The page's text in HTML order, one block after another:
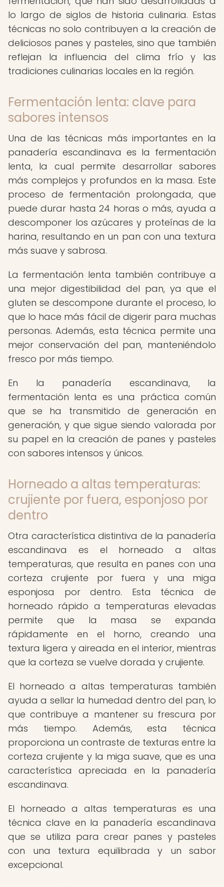
lo largo de siglos de historia culinaria. Estas
técnicas no solo contribuyen a la creación de
deliciosos panes y pasteles, sino que también
reflejan la influencia del clima frío y las
tradiciones culinarias locales en la región.
Fermentación lenta: clave para
sabores intensos
Una de las técnicas más importantes en la
panadería escandinava es la fermentación
lenta, la cual permite desarrollar sabores
más complejos y profundos en la masa. Este
proceso de fermentación prolongada, que
puede durar hasta 24 horas o más, ayuda a
descomponer los azúcares y proteínas de la
harina, resultando en un pan con una textura
más suave y sabrosa.
La fermentación lenta también contribuye a
una mejor digestibilidad del pan, ya que el
gluten se descompone durante el proceso, lo
que lo hace más fácil de digerir para muchas
personas. Además, esta técnica permite una
mejor conservación del pan, manteniéndolo
fresco por más tiempo.
En la panadería escandinava, la
fermentación lenta es una práctica común
que se ha transmitido de generación en
generación, y que sigue siendo valorada por
su papel en la creación de panes y pasteles
con sabores intensos y únicos.
Horneado a altas temperaturas:
crujiente por fuera, esponjoso por
dentro
Otra característica distintiva de la panadería
escandinava es el horneado a altas
temperaturas, que resulta en panes con una
corteza crujiente por fuera y una miga
esponjosa por dentro. Esta técnica de
horneado rápido a temperaturas elevadas
permite que la masa se expanda
rápidamente en el horno, creando una
textura ligera y aireada en el interior, mientras
que la corteza se vuelve dorada y crujiente.
El horneado a altas temperaturas también
ayuda a sellar la humedad dentro del pan, lo
que contribuye a mantener su frescura por
más tiempo. Además, esta técnica
proporciona un contraste de texturas entre la
corteza crujiente y la miga suave, que es una
característica apreciada en la panadería
escandinava.
El horneado a altas temperaturas es una
técnica clave en la panadería escandinava
que se utiliza para crear panes y pasteles
con una textura equilibrada y un sabor
excepcional.